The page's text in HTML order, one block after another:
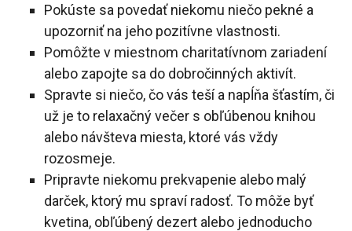
Pokúste sa povedať niekomu niečo pekné a
upozorniť na jeho pozitívne vlastnosti.
Pomôžte v miestnom charitatívnom zariadení
alebo zapojte sa do dobročinných aktivít.
Spravte si niečo, čo vás teší a napĺňa šťastím, či
už je to relaxačný večer s obľúbenou knihou
alebo návšteva miesta, ktoré vás vždy
rozosmeje.
Pripravte niekomu prekvapenie alebo malý
darček, ktorý mu spraví radosť. To môže byť
kvetina, obľúbený dezert alebo jednoducho